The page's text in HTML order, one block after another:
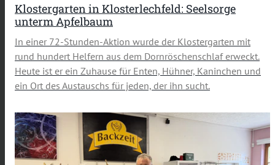
Klostergarten in Klosterlechfeld: Seelsorge
unterm Apfelbaum
In einer 72-Stunden-Aktion wurde der Klostergarten mit
rund hundert Helfern aus dem Dornröschenschlaf erweckt.
Heute ist er ein Zuhause für Enten, Hühner, Kaninchen und
ein Ort des Austauschs für jeden, der ihn sucht.